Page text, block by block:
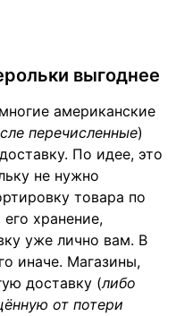
выгоднее
американские
перечисленные)
По идее, это
не нужно
товара по
хранение,
уже лично вам. В
иначе. Магазины,
доставку (либо
от потери